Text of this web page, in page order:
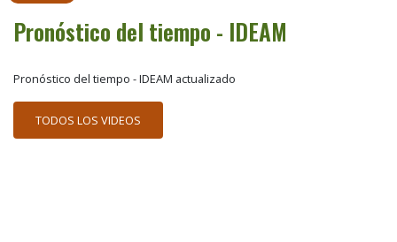
Pronóstico del tiempo - IDEAM
Pronóstico del tiempo - IDEAM actualizado
TODOS LOS VIDEOS